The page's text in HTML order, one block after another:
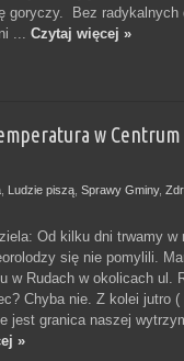
goryczy. Bez radykalnych
... Czytaj więcej »
w
, Ludzie piszą, Sprawy Gminy,
Od kilku dni trwamy
się nie pomylili.
w Rudach w okolicach ul.
Chyba nie. Z kolei jutro
jest granica naszej
»